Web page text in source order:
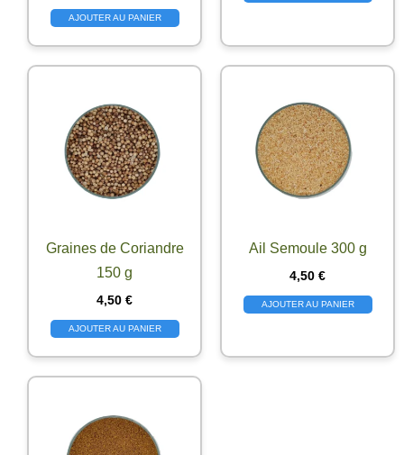
AJOUTER AU PANIER
Graines de Coriandre
150 g
4,50 €
AJOUTER AU PANIER
Ail Semoule 300 g
4,50 €
AJOUTER AU PANIER